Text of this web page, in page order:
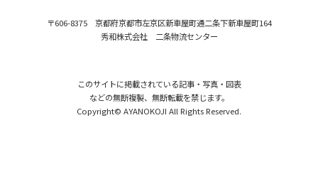
〒606-8375 京都府京都市左京区新車屋町通二条下新車屋町164
秀和株式会社 二条物流センター
このサイトに掲載されている記事・写真・図表
などの無断複製、無断転載を禁じます。
Copyright© AYANOKOJI All Rights Reserved.